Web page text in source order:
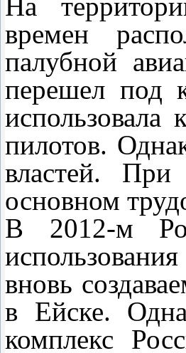
На
времен
палубной
перешел под
использовала
пилотов.
властей.
основном
В 2012-м
вновь
в Ейске.
комплекс